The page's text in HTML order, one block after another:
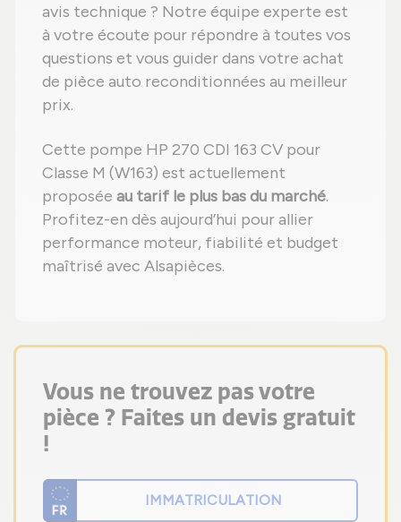
avis technique ? Notre équipe experte est
à votre écoute pour répondre à toutes vos
questions et vous guider dans votre achat
de pièce auto reconditionnées au meilleur
prix.
Cette pompe HP 270 CDI 163 CV pour
Classe M (W163) est actuellement
proposée au tarif le plus bas du marché.
Profitez-en dès aujourd’hui pour allier
performance moteur, fiabilité et budget
maîtrisé avec Alsapièces.
Vous ne trouvez pas votre
pièce ? Faites un devis gratuit
!